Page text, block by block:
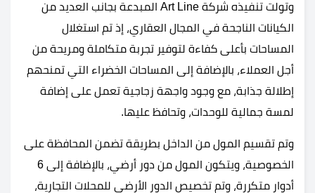
وتولت تنفيذه شركة Art Line المبدعة بجانب العديد من
الكيانات الناجحة في المجال العقاري، إذ تم استغلال
المساحات بأعلى كفاءة لتوفير تجربة متكاملة ومريحة من
أجل العملاء، بالإضافة إلى المساحات الخضراء التي تمنحهم
إطلالة جذابة، مع وجود واجهة زجاجية تعمل على إضافة
لمسة جمالية للوحدات، وتحافظ عليها.
وتم تقسيم المول من الداخل بطريقة تضمن المحافظة على
الخصوصية، ويتكون المول من دور أرضي، بالإضافة إلى 6
أدوار متكررة، وتم تخصيص الدور الأرضي للمحلات التجارية،